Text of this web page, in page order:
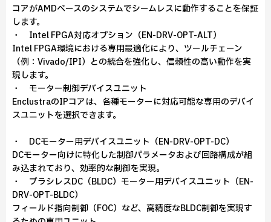
コアがAMDベースのシステムでシームレスに動作することを保証
します。
・ Intel FPGA対応オプション（EN-DRV-OPT-ALT）
Intel FPGA環境における専用最適化により、ツールチェーン
（例：Vivado/IPI）との統合を強化し、信頼性の高い動作を実
現します。
・ モーター制御デバイスユニット
EnclustraのIPコアは、各種モーターに対応可能な専用のデバイ
スユニットを選択できます。
・ DCモーター用デバイスユニット（EN-DRV-OPT-DC）
DCモーター向けに特化した制御パラメータおよび回路構成が組
み込まれており、効率的な制御を実現。
・ ブラシレスDC（BLDC）モーター用デバイスユニット（EN-
DRV-OPT-BLDC）
フィールド指向制御（FOC）など、高精度なBLDC制御を実現す